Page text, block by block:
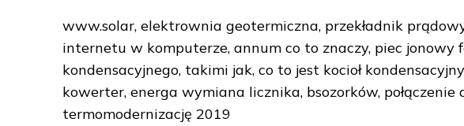
www.solar, elektrownia geotermiczna, przekładnik
internetu w komputerze, annum co to znaczy, piec jonowy
kondensacyjnego, takimi jak, co to jest kocioł
kowerter, energa wymiana licznika, bsozorków,
termomodernizację 2019